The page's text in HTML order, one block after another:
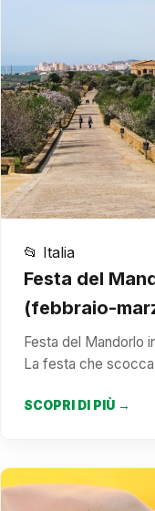
📂 Italia
Festa del
(febbraio-
Festa del Mandorlo
La festa che
SCOPRI DI PIÙ →